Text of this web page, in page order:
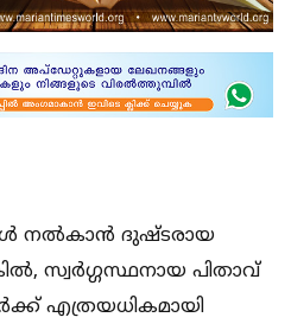
നല്‍കാന്‍ ദുഷ്ടരായ
സ്വര്‍ഗ്ഗസ്ഥനായ പിതാവ്
എത്രയധികമായി